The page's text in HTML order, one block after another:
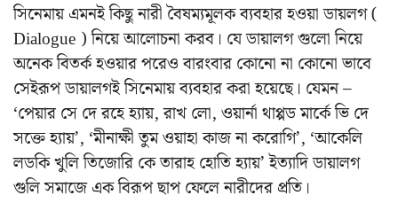
সিনেমায় এমনই কিছু নারী বৈষম্যমূলক ব্যবহার হওয়া ডায়লগ (
Dialogue ) নিয়ে আলোচনা করব। যে ডায়ালগ গুলো নিয়ে
অনেক বিতর্ক হওয়ার পরেও বারংবার কোনো না কোনো ভাবে
সেইরূপ ডায়ালগই সিনেমায় ব্যবহার করা হয়েছে। যেমন –
‘পেয়ার সে দে রহে হ্যায়, রাখ লো, ওয়ার্না থাপ্পড মার্কে ভি দে
সক্তে হ্যায়’, ‘মীনাক্ষী তুম ওয়াহা কাজ না করোগি’, ‘আকেলি
লডকি খুলি তিজোরি কে তারাহ হোতি হ্যায়’ ইত্যাদি ডায়ালগ
গুলি সমাজে এক বিরূপ ছাপ ফেলে নারীদের প্রতি।